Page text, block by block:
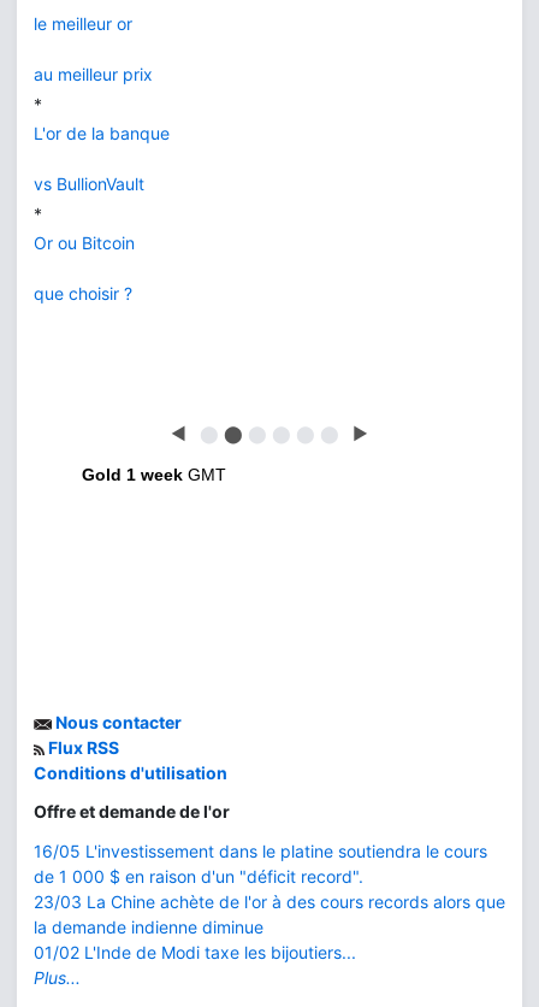
le meilleur or
au meilleur prix
*
L'or de la banque
vs BullionVault
*
Or ou Bitcoin
que choisir ?
◀ ⬤ ⬤ ⬤ ⬤ ⬤ ⬤ ▶
Gold 1 week GMT
Nous contacter
Flux RSS
Conditions d'utilisation
Offre et demande de l'or
16/05 L'investissement dans le platine soutiendra le cours
de 1 000 $ en raison d'un "déficit record".
23/03 La Chine achète de l'or à des cours records alors que
la demande indienne diminue
01/02 L'Inde de Modi taxe les bijoutiers...
Plus...